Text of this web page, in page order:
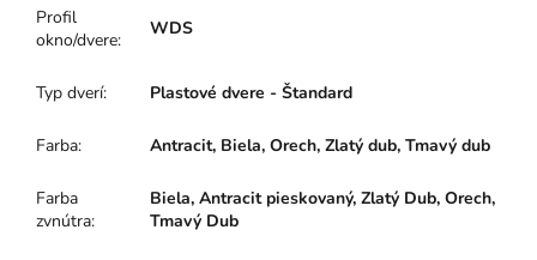
Profil
okno/dvere:
WDS
Typ dverí: Plastové dvere - Štandard
Farba: Antracit, Biela, Orech, Zlatý dub, Tmavý dub
Farba
zvnútra:
Biela, Antracit pieskovaný, Zlatý Dub, Orech,
Tmavý Dub